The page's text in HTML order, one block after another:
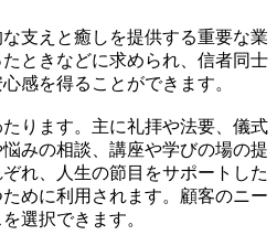
支えと癒しを提供する重要な業
ときなどに求められ、信者同士
感を得ることができます。
ります。主に礼拝や法要、儀式
みの相談、講座や学びの場の提
れ、人生の節目をサポートした
めに利用されます。顧客のニー
選択できます。